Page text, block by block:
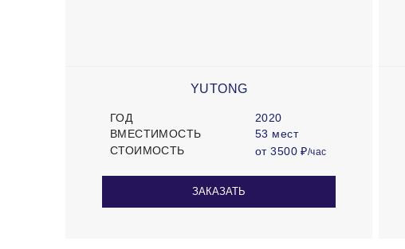
YUTONG
ГОД
2020
ВМЕСТИМОСТЬ
53 мест
СТОИМОСТЬ
от 3500 ₽/час
ЗАКАЗАТЬ